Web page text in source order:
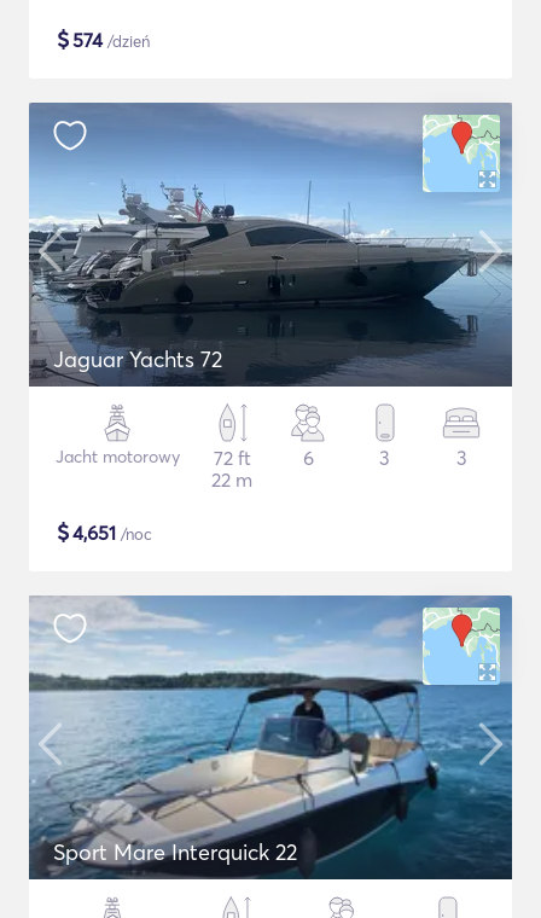
$574/dzień
Jaguar Yachts 72
Jacht motorowy
72 ft
22 m
6 3 3
$4,651 /noc
Sport Mare Interquick 22